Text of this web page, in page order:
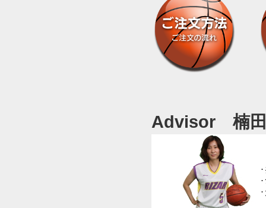
Advisor 楠田